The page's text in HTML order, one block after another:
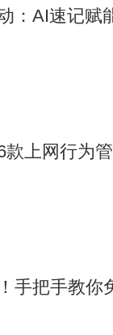
：AI速记赋
上网行为
手把手教你